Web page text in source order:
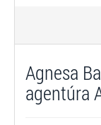
Agnesa
agentúra